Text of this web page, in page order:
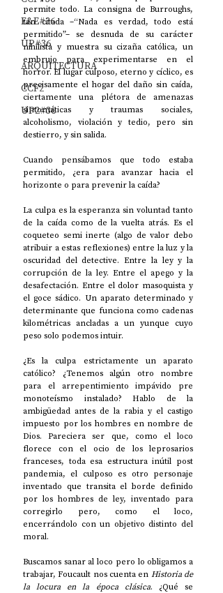
E&E#36
UP#36
ARQUITECTURA
CCF2
UP2#36
permite todo. La consigna de Burroughs,
tan citada –“Nada es verdad, todo está
permitido”– se desnuda de su carácter
nihilista y muestra su cizaña católica, un
embrujo para experimentarse en el
horror. El lugar culposo, eterno y cíclico, es
precisamente el hogar del daño sin caída,
ciertamente una plétora de amenazas
sintomáticas y traumas sociales,
alcoholismo, violación y tedio, pero sin
destierro, y sin salida.
Cuando pensábamos que todo estaba
permitido, ¿era para avanzar hacia el
horizonte o para prevenir la caída?
La culpa es la esperanza sin voluntad tanto
de la caída como de la vuelta atrás. Es el
coqueteo semi inerte (algo de valor debo
atribuir a estas reflexiones) entre la luz y la
oscuridad del detective. Entre la ley y la
corrupción de la ley. Entre el apego y la
desafectación. Entre el dolor masoquista y
el goce sádico. Un aparato determinado y
determinante que funciona como cadenas
kilométricas ancladas a un yunque cuyo
peso solo podemos intuir.
¿Es la culpa estrictamente un aparato
católico? ¿Tenemos algún otro nombre
para el arrepentimiento impávido pre
monoteísmo instalado? Hablo de la
ambigüedad antes de la rabia y el castigo
impuesto por los hombres en nombre de
Dios. Pareciera ser que, como el loco
florece con el ocio de los leprosarios
franceses, toda esa estructura inútil post
pandemia, el culposo es otro personaje
inventado que transita el borde definido
por los hombres de ley, inventado para
corregirlo pero, como el loco,
encerrándolo con un objetivo distinto del
moral.
Buscamos sanar al loco pero lo obligamos a
trabajar, Foucault nos cuenta en Historia de
la locura en la época clásica. ¿Qué se